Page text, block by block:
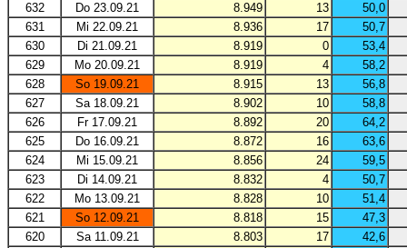
632
Do 23.09.21 8.949 13
50,0
631
Mi 22.09.21 8.936 17
50,7
630
Di 21.09.21 8.919 0
53,4
629
Mo 20.09.21 8.919 4
58,2
628
So 19.09.21 8.915 13
56,8
627
Sa 18.09.21 8.902 10
58,8
626
Fr 17.09.21 8.892 20
64,2
625
Do 16.09.21 8.872 16
63,6
624
Mi 15.09.21 8.856 24
59,5
623
Di 14.09.21 8.832 4
50,7
622
Mo 13.09.21 8.828 10
51,4
621
So 12.09.21 8.818 15
47,3
620
Sa 11.09.21 8.803 17
42,6